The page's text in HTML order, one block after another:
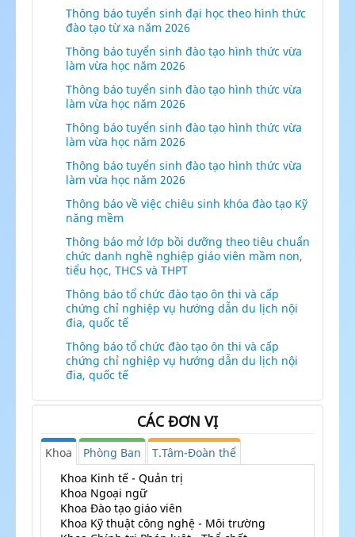
Thông báo tuyển sinh đại học theo hình thức
đào tạo từ xa năm 2026
Thông báo tuyển sinh đào tạo hình thức vừa
làm vừa học năm 2026
Thông báo tuyển sinh đào tạo hình thức vừa
làm vừa học năm 2026
Thông báo tuyển sinh đào tạo hình thức vừa
làm vừa học năm 2026
Thông báo tuyển sinh đào tạo hình thức vừa
làm vừa học năm 2026
Thông báo về việc chiêu sinh khóa đào tạo Kỹ
năng mềm
Thông báo mở lớp bồi dưỡng theo tiêu chuẩn
chức danh nghề nghiệp giáo viên mầm non,
tiểu học, THCS và THPT
Thông báo tổ chức đào tạo ôn thi và cấp
chứng chỉ nghiệp vụ hướng dẫn du lịch nội
đia, quốc tế
Thông báo tổ chức đào tạo ôn thi và cấp
chứng chỉ nghiệp vụ hướng dẫn du lịch nội
đia, quốc tế
CÁC ĐƠN VỊ
Khoa Phòng Ban
T.Tâm-Đoàn thể
Khoa Kinh tế - Quản trị
Khoa Ngoại ngữ
Khoa Đào tạo giáo viên
Khoa Kỹ thuật công nghệ - Môi trường